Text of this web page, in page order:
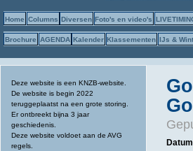
Home Columns Diversen Foto's en video's
Brochure AGENDA Kalender Klassementen IJs &
Deze website is een KNZB-website.
De website is begin 2022
teruggeplaatst na een grote storing.
Er ontbreekt bijna 3 jaar
geschiedenis.
Deze website voldoet aan de AVG
regels.